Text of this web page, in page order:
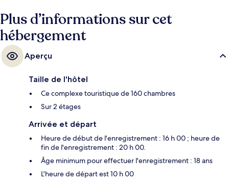
réfrigérateur et un micro-ondes.
Plus d’informations sur cet
hébergement
Aperçu
Taille de l'hôtel
Ce complexe touristique de 160 chambres
Sur 2 étages
Arrivée et départ
Heure de début de l'enregistrement : 16 h 00 ; heure de
fin de l'enregistrement : 20 h 00.
Âge minimum pour effectuer l'enregistrement : 18 ans
L'heure de départ est 10 h 00